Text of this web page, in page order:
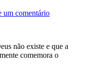
um comentário
não existe e que a
comemora o